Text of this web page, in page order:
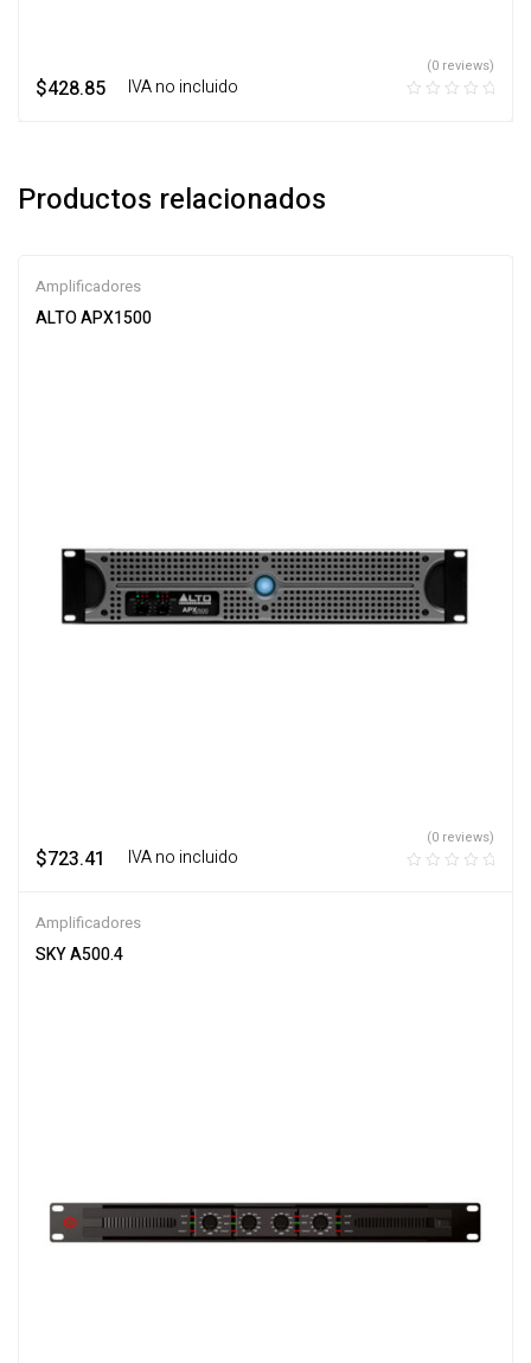
$428.85 ‎ ‎ ‎ IVA no incluido
(0 reviews)
Productos relacionados
Amplificadores
ALTO APX1500
$723.41 ‎ ‎ ‎ IVA no incluido
(0 reviews)
Amplificadores
SKY A500.4